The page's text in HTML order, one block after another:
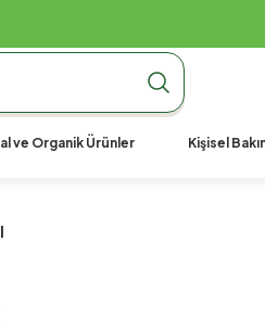
990 TL Üzeri Ücretsiz Kargo
ve Organik Ürünler Kişisel